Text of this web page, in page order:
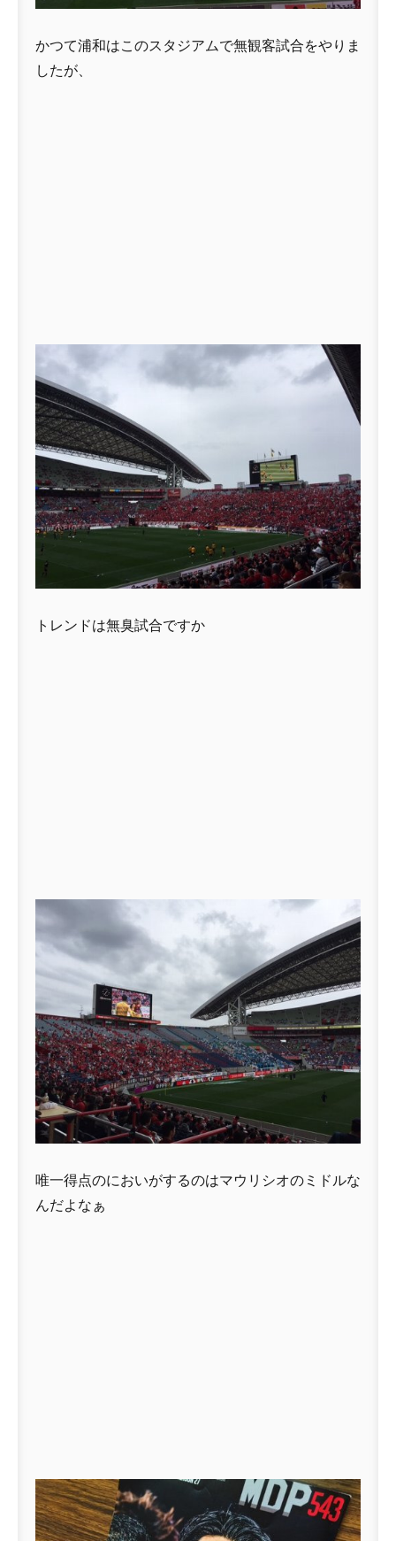
かつて浦和はこのスタジアムで無観客試合をやりま
したが、
トレンドは無臭試合ですか
唯一得点のにおいがするのはマウリシオのミドルな
んだよなぁ